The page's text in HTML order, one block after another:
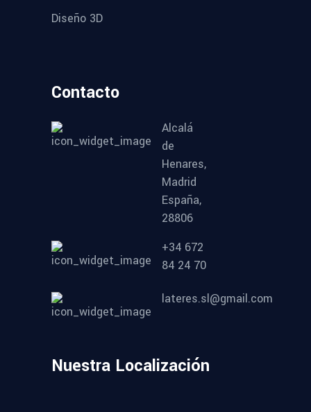
Diseño 3D
Contacto
Alcalá
de
Henares,
Madrid
España,
28806
+34 672
84 24 70
lateres.sl@gmail.com
Nuestra Localización